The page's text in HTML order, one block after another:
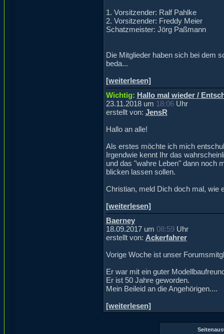
1. Vorsitzender: Ralf Pahlke
2. Vorsitzender: Freddy Meier
Schatzmeister: Jörg Paßmann
Die Mitglieder haben sich bei dem
beda...
[weiterlesen]
Wichtig: Hallo mal wieder /
23.11.2018 um 18:06Uhr
erstellt von: JensR
Hallo an alle!
Als erstes möchte ich mich
Irgendwie kennt Ihr das
und das "wahre Leben" dann noch
blicken lassen sollen.
Christian, meld Dich doch mal, wie
[weiterlesen]
Baerney
18.09.2017 um 08:59Uhr
erstellt von: Ackerfahrer
Vorige Woche ist unser
Er war mit ein guter
Er ist 50 Jahre geworden.
Mein Beileid an die Angehörigen....
[weiterlesen]